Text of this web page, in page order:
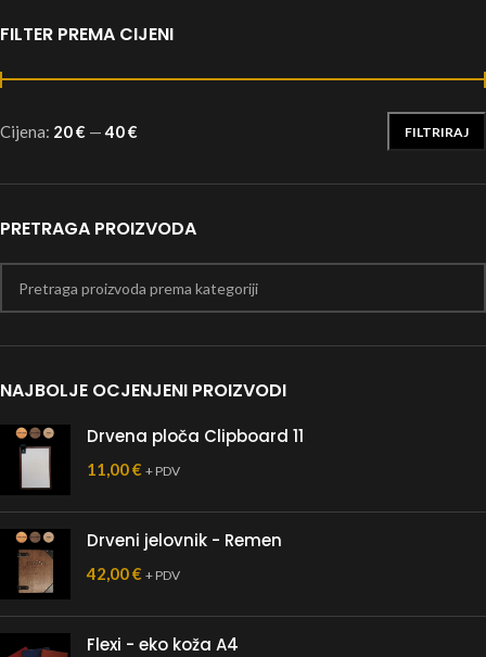
FILTER PREMA CIJENI
FILTRIRAJ
Cijena: 20 € —40 €
PRETRAGA PROIZVODA
NAJBOLJE OCJENJENI PROIZVODI
Drvena ploča Clipboard 11
11,00€ + PDV
Drveni jelovnik - Remen
42,00€ + PDV
Flexi - eko koža A4